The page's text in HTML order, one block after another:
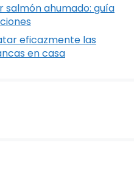
salmón ahumado: guía
eficazmente las
en casa